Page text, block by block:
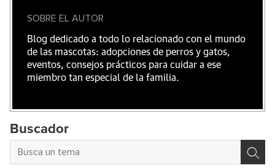
SOBRE EL AUTOR
Blog dedicado a todo lo relacionado con el mundo
de las mascotas: adopciones de perros y gatos,
eventos, consejos prácticos para cuidar a ese
miembro tan especial de la familia.
Buscador